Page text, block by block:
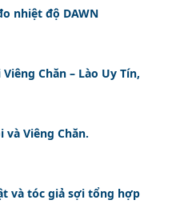
nhiệt độ DAWN
Chăn – Lào Uy Tín,
và Viêng Chăn.
và tóc giả sợi tổng hợp